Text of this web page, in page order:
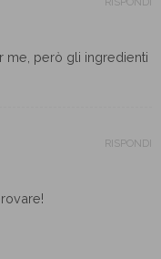
me, però gli ingredienti
RISPONDI
RISPONDI